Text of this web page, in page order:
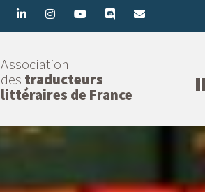
Association
des traducteurs
littéraires de France